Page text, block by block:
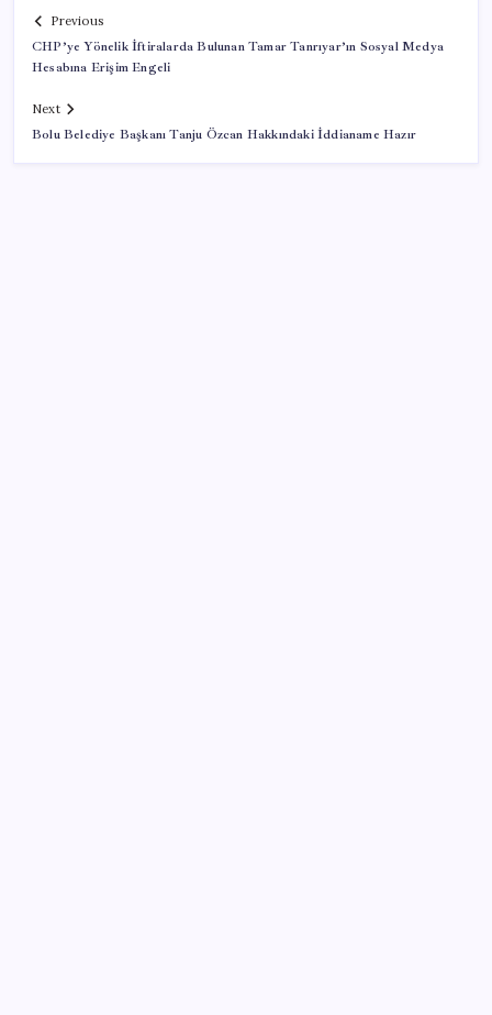
Previous
CHP’ye Yönelik İftiralarda Bulunan Tamar Tanrıyar’ın Sosyal Medya
Hesabına Erişim Engeli
Next
Bolu Belediye Başkanı Tanju Özcan Hakkındaki İddianame Hazır